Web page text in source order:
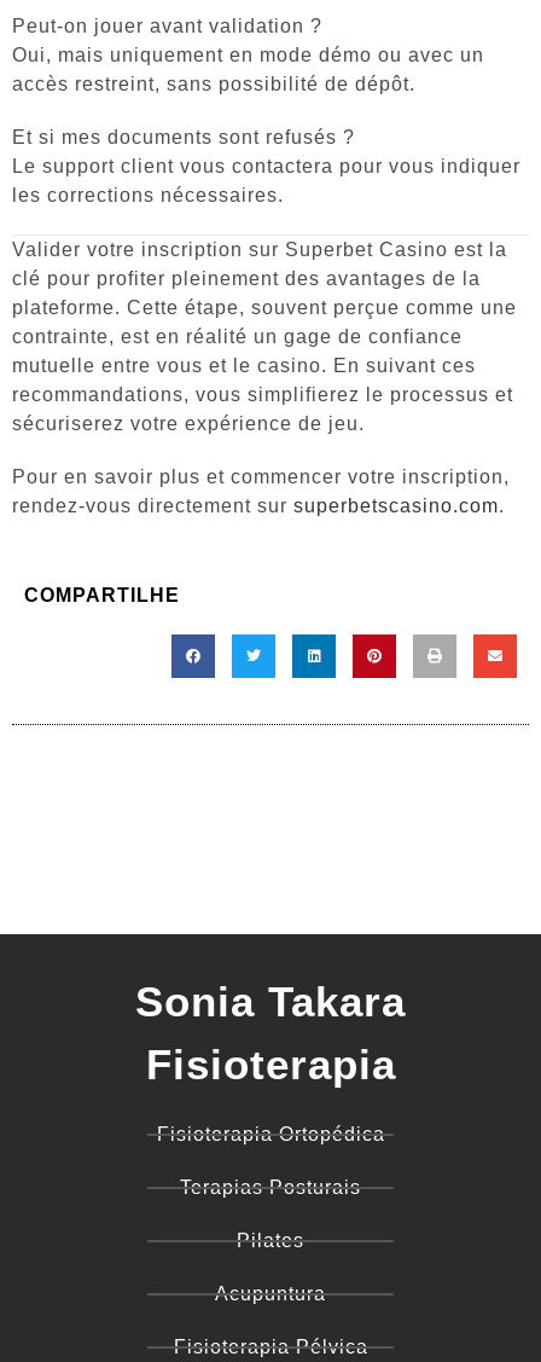
Peut-on jouer avant validation ?
Oui, mais uniquement en mode démo ou avec un
accès restreint, sans possibilité de dépôt.
Et si mes documents sont refusés ?
Le support client vous contactera pour vous indiquer
les corrections nécessaires.
Valider votre inscription sur Superbet Casino est la
clé pour profiter pleinement des avantages de la
plateforme. Cette étape, souvent perçue comme une
contrainte, est en réalité un gage de confiance
mutuelle entre vous et le casino. En suivant ces
recommandations, vous simplifierez le processus et
sécuriserez votre expérience de jeu.
Pour en savoir plus et commencer votre inscription,
rendez-vous directement sur superbetscasino.com.
COMPARTILHE
Sonia Takara
Fisioterapia
Fisioterapia Ortopédica
Terapias Posturais
Pilates
Acupuntura
Fisioterapia Pélvica